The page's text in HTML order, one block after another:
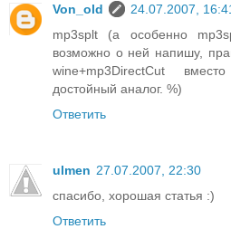
Von_old
24.07.2007,
mp3splt (а особенно
возможно о ней напишу,
wine+mp3DirectCut
достойный аналог. %)
Ответить
ulmen 27.07.2007, 22:30
спасибо, хорошая статья :)
Ответить